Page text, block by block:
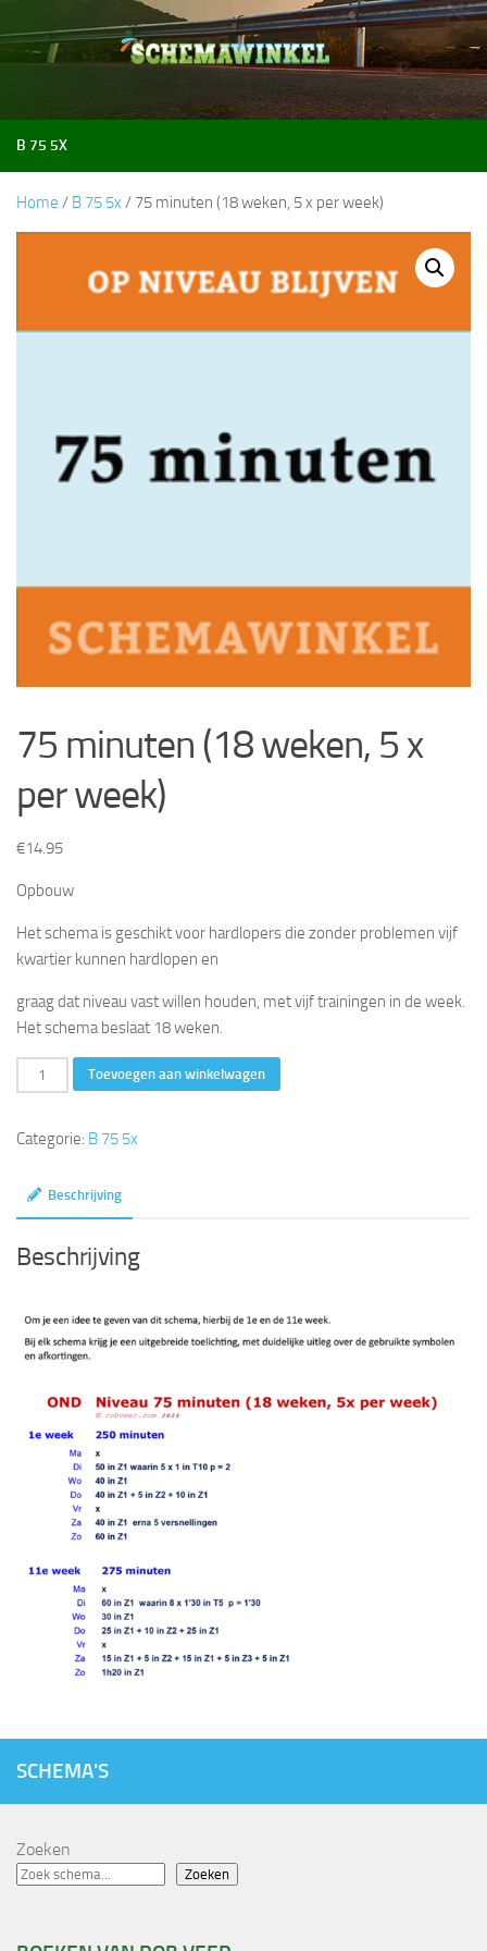
Doorgaan naar inhoud
B 75 5X
Home / B 75 5x / 75 minuten (18 weken, 5 x per week)
75 minuten (18 weken, 5 x
per week)
€14.95
Opbouw
Het schema is geschikt voor hardlopers die zonder problemen vijf
kwartier kunnen hardlopen en
graag dat niveau vast willen houden, met vijf trainingen in de week.
Het schema beslaat 18 weken.
minuten
weken,
week)
Toevoegen aan winkelwagen
Categorie: B 75 5x
Beschrijving
Beschrijving
SCHEMA'S
Zoeken
Zoeken